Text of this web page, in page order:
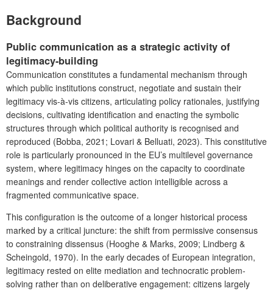
Background
Public communication as a strategic activity of
legitimacy-building
Communication constitutes a fundamental mechanism through
which public institutions construct, negotiate and sustain their
legitimacy vis-à-vis citizens, articulating policy rationales, justifying
decisions, cultivating identification and enacting the symbolic
structures through which political authority is recognised and
reproduced (Bobba, 2021; Lovari & Belluati, 2023). This constitutive
role is particularly pronounced in the EU’s multilevel governance
system, where legitimacy hinges on the capacity to coordinate
meanings and render collective action intelligible across a
fragmented communicative space.
This configuration is the outcome of a longer historical process
marked by a critical juncture: the shift from permissive consensus
to constraining dissensus (Hooghe & Marks, 2009; Lindberg &
Scheingold, 1970). In the early decades of European integration,
legitimacy rested on elite mediation and technocratic problem-
solving rather than on deliberative engagement: citizens largely